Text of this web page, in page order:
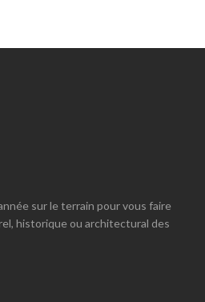
sur le terrain pour vous faire
historique ou architectural des